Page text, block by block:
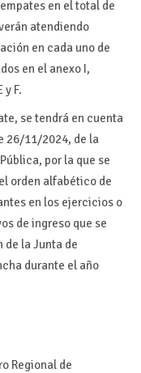
en el total de
atendiendo
en cada uno de
en el anexo I,
F.
se tendrá en cuenta
26/11/2024, de la
por la que se
orden alfabético de
en los ejercicios o
de ingreso que se
de la Junta de
durante el año
Regional de